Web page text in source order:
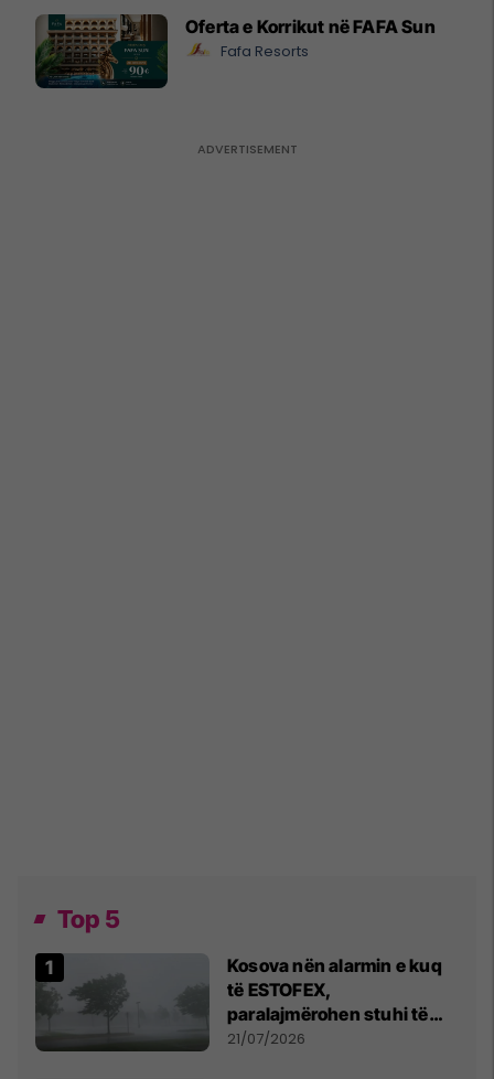
Oferta e Korrikut në FAFA Sun
Fafa Resorts
Top 5
Kosova nën alarmin e kuq
të ESTOFEX,
paralajmërohen stuhi të
fuqishme me breshër dhe
21/07/2026